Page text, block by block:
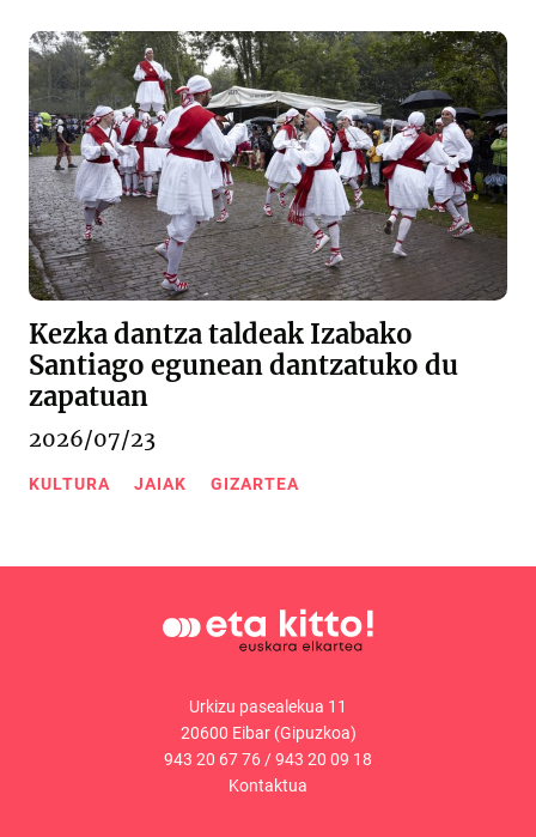
Kezka dantza taldeak Izabako
Santiago egunean dantzatuko du
zapatuan
2026/07/23
KULTURA JAIAK GIZARTEA
Urkizu pasealekua 11
20600 Eibar (Gipuzkoa)
943 20 67 76/943 20 09 18
Kontaktua